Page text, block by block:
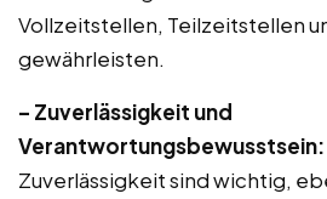
Vollzeitstellen, Teilzeitstellen
gewährleisten.
– Zuverlässigkeit und
Verantwortungsbewusstsein:
Zuverlässigkeit sind wichtig,